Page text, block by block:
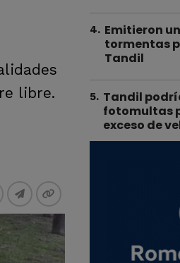
libre.
4. Emitieron
tormentas
Tandil
5. Tandil
fotomultas
exceso de